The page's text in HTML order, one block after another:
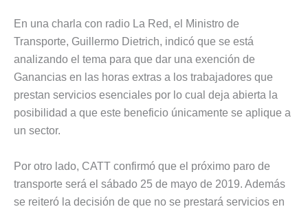
En una charla con radio La Red, el Ministro de
Transporte, Guillermo Dietrich, indicó que se está
analizando el tema para que dar una exención de
Ganancias en las horas extras a los trabajadores que
prestan servicios esenciales por lo cual deja abierta la
posibilidad a que este beneficio únicamente se aplique a
un sector.
Por otro lado, CATT confirmó que el próximo paro de
transporte será el sábado 25 de mayo de 2019. Además
se reiteró la decisión de que no se prestará servicios en